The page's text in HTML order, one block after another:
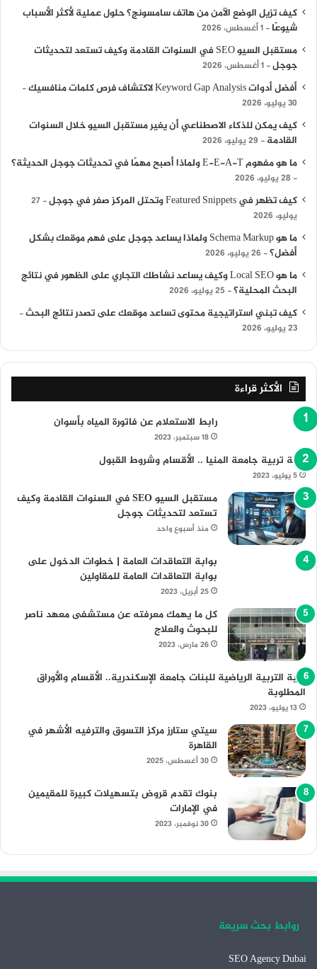
كيف تزيل الوضع الآمن من هاتف سامسونج؟ حلول عملية لأكثر الأسباب
شيوعًا
1 أغسطس، 2026
مستقبل السيو SEO في السنوات القادمة وكيف تستعد لتحديثات
جوجل 1 أغسطس، 2026
أفضل أدوات Keyword Gap Analysis لاكتشاف فرص كلمات منافسيك
30 يوليو، 2026
كيف يمكن للذكاء الاصطناعي أن يغير مستقبل السيو خلال السنوات
القادمة
29 يوليو، 2026
ما هو مفهوم E-E-A-T ولماذا أصبح مهمًا في تحديثات جوجل الحديثة؟
28 يوليو، 2026
كيف تظهر في Featured Snippets وتحتل المركز صفر في جوجل
27
يوليو، 2026
ما هو Schema Markup ولماذا يساعد جوجل على فهم موقعك بشكل
أفضل؟
26 يوليو، 2026
ما هو Local SEO وكيف يساعد نشاطك التجاري على الظهور في نتائج
البحث المحلية؟
25 يوليو، 2026
كيف تبني استراتيجية محتوى تساعد موقعك على تصدر نتائج البحث
23 يوليو، 2026
الأكثر قراءة
رابط الاستعلام عن فاتورة المياه بأسوان
18 سبتمبر، 2023
كلية تربية جامعة المنيا .. الأقسام وشروط القبول
5 يوليو، 2023
مستقبل السيو SEO في السنوات القادمة وكيف
تستعد لتحديثات جوجل
منذ أسبوع واحد
بوابة التعاقدات العامة | خطوات الدخول على
بوابة التعاقدات العامة للمقاولين
25 أبريل، 2023
كل ما يهمك معرفته عن مستشفى معهد ناصر
للبحوث والعلاج
26 مارس، 2023
كلية التربية الرياضية للبنات جامعة الإسكندرية.. الأقسام والأوراق
المطلوبة
13 يوليو، 2023
سيتي ستارز مركز التسوق والترفيه الأشهر في
القاهرة
30 أغسطس، 2025
بنوك تقدم قروض بتسهيلات كبيرة للمقيمين
في الإمارات
30 نوفمبر، 2023
روابط بحث سريعة
SEO Agency Dubai